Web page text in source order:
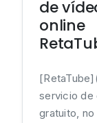
de
online
servicio de
gratuito,